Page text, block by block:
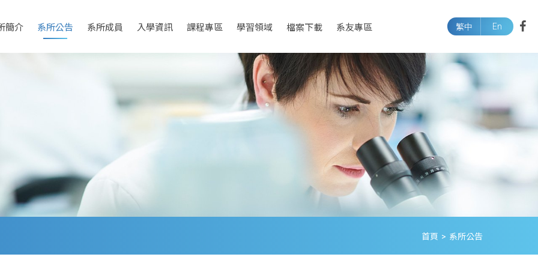
簡介 系所公告 系所成員 入學資訊 課程專區 學習領域 檔案下載 系友專區 繁中 En
首頁 > 系所公告